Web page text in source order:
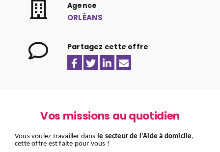
Agence
ORLÉANS
Partagez cette offre
Vos missions au quotidien
Vous voulez travailler dans le secteur de l'Aide à domicile,
cette offre est faite pour vous !